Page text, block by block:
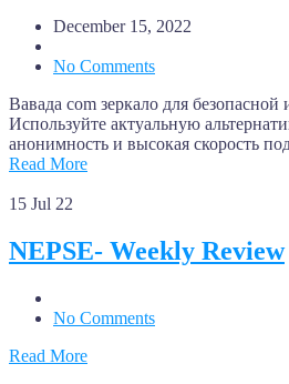
December 15, 2022
No Comments
Вавада com зеркало для
Используйте актуальную
анонимность и высокая скорость
Read More
15 Jul 22
NEPSE- Weekly Review
No Comments
Read More